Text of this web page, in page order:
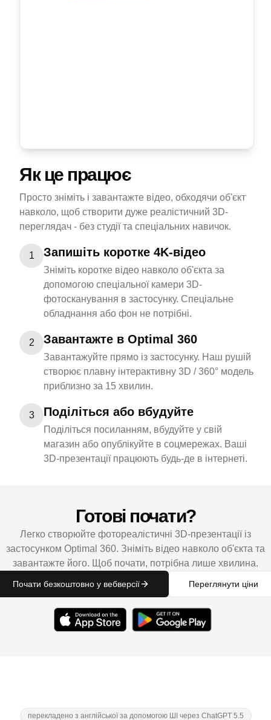
Як це працює
Просто зніміть і завантажте відео, обходячи об'єкт
навколо, щоб створити дуже реалістичний 3D-
переглядач - без студії та спеціальних навичок.
1 Запишіть коротке 4K-відео
Зніміть коротке відео навколо об'єкта за
допомогою спеціальної камери 3D-
фотосканування в застосунку. Спеціальне
обладнання або фон не потрібні.
2 Завантажте в Optimal 360
Завантажуйте прямо із застосунку. Наш рушій
створює плавну інтерактивну 3D / 360° модель
приблизно за 15 хвилин.
3 Поділіться або вбудуйте
Поділіться посиланням, вбудуйте у свій
магазин або опублікуйте в соцмережах. Ваші
3D-презентації працюють будь-де в інтернеті.
Готові почати?
Легко створюйте фотореалістичні 3D-презентації із
застосунком Optimal 360. Зніміть відео навколо об'єкта та
завантажте його. Щоб почати, потрібна лише хвилина.
Почати безкоштовно у вебверсії Переглянути ціни
перекладено з англійської за допомогою ШІ через ChatGPT 5.5